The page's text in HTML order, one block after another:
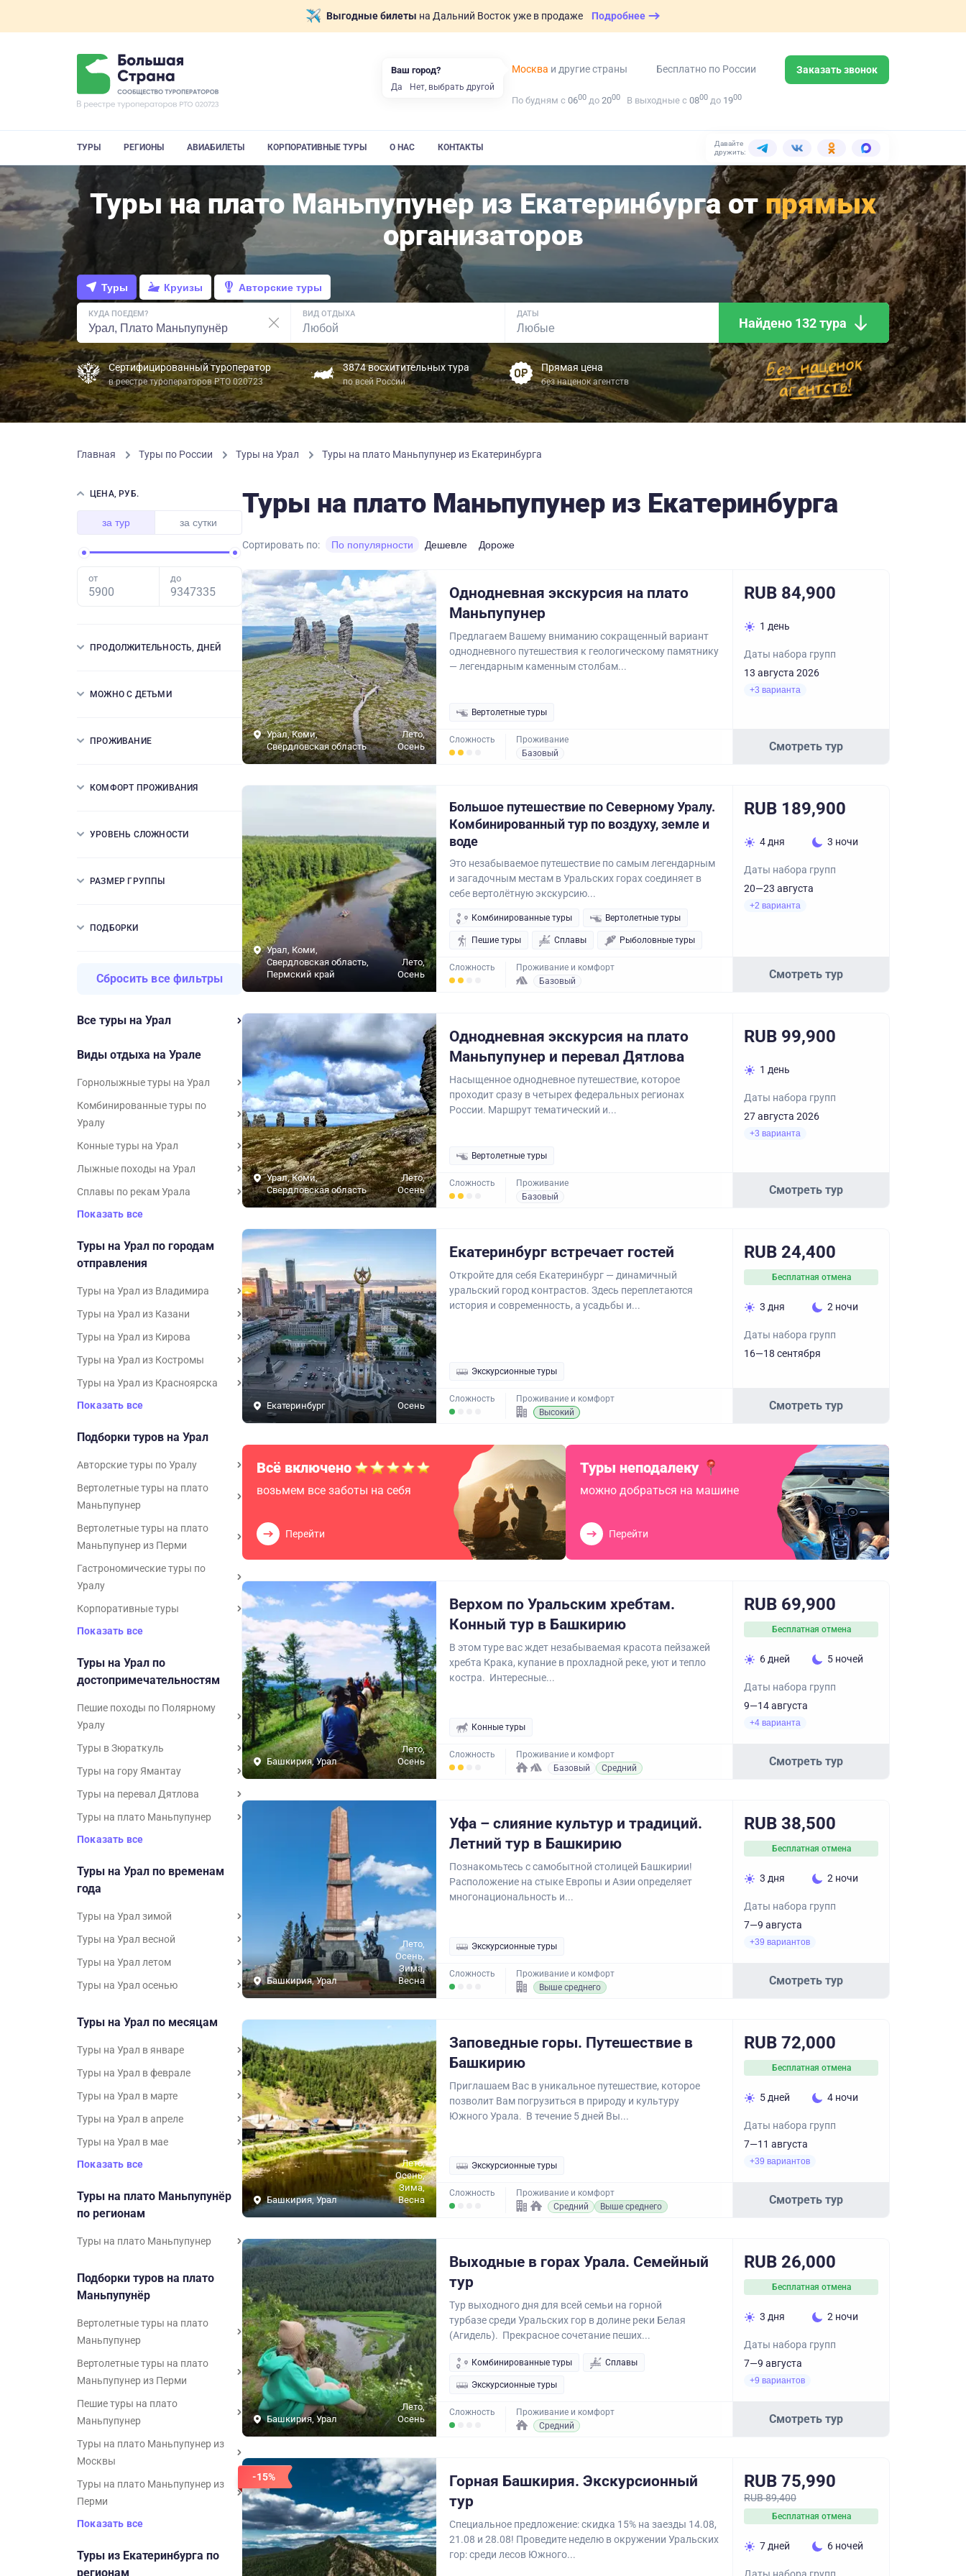
Выгодные билеты на Дальний Восток уже в продаже Подробнее
Москва и другие страны Бесплатно по России Заказать звонок
По будням с 0600 до 2000 В выходные с 0800 до 1900
ТУРЫ РЕГИОНЫ АВИАБИЛЕТЫ КОРПОРАТИВНЫЕ ТУРЫ О НАС КОНТАКТЫ
Давайте
дружить:
Туры на плато Маньпупунер из Екатеринбурга отпрямых
организаторов
Туры Круизы Авторские туры
КУДА ПОЕДЕМ? ВИД ОТДЫХА ДАТЫ
Найдено 132 тура
Сертифицированный туроператор
в реестре туроператоров РТО 020723
3874 восхитительных тура
по всей России
Прямая цена
без наценок агентств
Главная Туры по России Туры на Урал Туры на плато Маньпупунер из Екатеринбурга
ЦЕНА, РУБ.
за тур за сутки
от до
ПРОДОЛЖИТЕЛЬНОСТЬ, ДНЕЙ
МОЖНО С ДЕТЬМИ
ПРОЖИВАНИЕ
КОМФОРТ ПРОЖИВАНИЯ
УРОВЕНЬ СЛОЖНОСТИ
РАЗМЕР ГРУППЫ
ПОДБОРКИ
Сбросить все фильтры
Все туры на Урал
Виды отдыха на Урале
Горнолыжные туры на Урал
Комбинированные туры по
Уралу
Конные туры на Урал
Лыжные походы на Урал
Сплавы по рекам Урала
Показать все
Туры на Урал по городам
отправления
Туры на Урал из Владимира
Туры на Урал из Казани
Туры на Урал из Кирова
Туры на Урал из Костромы
Туры на Урал из Красноярска
Показать все
Подборки туров на Урал
Авторские туры по Уралу
Вертолетные туры на плато
Маньпупунер
Вертолетные туры на плато
Маньпупунер из Перми
Гастрономические туры по
Уралу
Корпоративные туры
Показать все
Туры на Урал по
достопримечательностям
Пешие походы по Полярному
Уралу
Туры в Зюраткуль
Туры на гору Ямантау
Туры на перевал Дятлова
Туры на плато Маньпупунер
Показать все
Туры на Урал по временам
года
Туры на Урал зимой
Туры на Урал весной
Туры на Урал летом
Туры на Урал осенью
Туры на Урал по месяцам
Туры на Урал в январе
Туры на Урал в феврале
Туры на Урал в марте
Туры на Урал в апреле
Туры на Урал в мае
Показать все
Туры на плато Маньпупунёр
по регионам
Туры на плато Маньпупунер
Подборки туров на плато
Маньпупунёр
Вертолетные туры на плато
Маньпупунер
Вертолетные туры на плато
Маньпупунер из Перми
Пешие туры на плато
Маньпупунер
Туры на плато Маньпупунер из
Москвы
Туры на плато Маньпупунер из
Перми
Показать все
Туры из Екатеринбурга по
регионам
Туры на плато Маньпупунер из Екатеринбурга
Сортировать по: По популярности Дешевле Дороже
Урал, Коми,
Свердловская область
Лето,
Осень
Однодневная экскурсия на плато
Маньпупунер
Предлагаем Вашему вниманию сокращенный вариант
однодневного путешествия к геологическому памятнику
— легендарным каменным столбам...
Вертолетные туры
Сложность
Проживание
Базовый
RUB 84,900
1 день
Даты набора групп
13 августа 2026
+3 варианта
Смотреть тур
Урал, Коми,
Свердловская область,
Пермский край
Лето,
Осень
Большое путешествие по Северному Уралу.
Комбинированный тур по воздуху, земле и
воде
Это незабываемое путешествие по самым легендарным
и загадочным местам в Уральских горах соединяет в
себе вертолётную экскурсию...
Комбинированные туры Вертолетные туры
Пешие туры Сплавы Рыболовные туры
Сложность
Проживание и комфорт
Базовый
RUB 189,900
4 дня 3 ночи
Даты набора групп
20—23 августа
+2 варианта
Смотреть тур
Урал, Коми,
Свердловская область
Лето,
Осень
Однодневная экскурсия на плато
Маньпупунер и перевал Дятлова
Насыщенное однодневное путешествие, которое
проходит сразу в четырех федеральных регионах
России. Маршрут тематический и...
Вертолетные туры
Сложность
Проживание
Базовый
RUB 99,900
1 день
Даты набора групп
27 августа 2026
+3 варианта
Смотреть тур
Екатеринбург Осень
Екатеринбург встречает гостей
Откройте для себя Екатеринбург — динамичный
уральский город контрастов. Здесь переплетаются
история и современность, а усадьбы и...
Экскурсионные туры
Сложность
Проживание и комфорт
Высокий
RUB 24,400
Бесплатная отмена
3 дня 2 ночи
Даты набора групп
16—18 сентября
Смотреть тур
Всё включено
возьмем все заботы на себя
Перейти
Туры неподалеку
можно добраться на машине
Перейти
Башкирия, Урал
Лето,
Осень
Верхом по Уральским хребтам.
Конный тур в Башкирию
В этом туре вас ждет незабываемая красота пейзажей
хребта Крака, купание в прохладной реке, уют и тепло
костра. Интересные...
Конные туры
Сложность
Проживание и комфорт
Базовый
Средний
RUB 69,900
Бесплатная отмена
6 дней 5 ночей
Даты набора групп
9—14 августа
+4 варианта
Смотреть тур
Башкирия, Урал
Лето,
Осень,
Зима,
Весна
Уфа – слияние культур и традиций.
Летний тур в Башкирию
Познакомьтесь с самобытной столицей Башкирии!
Расположение на стыке Европы и Азии определяет
многонациональность и...
Экскурсионные туры
Сложность
Проживание и комфорт
Выше среднего
RUB 38,500
Бесплатная отмена
3 дня 2 ночи
Даты набора групп
7—9 августа
+39 вариантов
Смотреть тур
Башкирия, Урал
Лето,
Осень,
Зима,
Весна
Заповедные горы. Путешествие в
Башкирию
Приглашаем Вас в уникальное путешествие, которое
позволит Вам погрузиться в природу и культуру
Южного Урала. В течение 5 дней Вы...
Экскурсионные туры
Сложность
Проживание и комфорт
Средний
Выше среднего
RUB 72,000
Бесплатная отмена
5 дней 4 ночи
Даты набора групп
7—11 августа
+39 вариантов
Смотреть тур
Башкирия, Урал
Лето,
Осень
Выходные в горах Урала. Семейный
тур
Тур выходного дня для всей семьи на горной
турбазе среди Уральских гор в долине реки Белая
(Агидель). Прекрасное сочетание пеших...
Комбинированные туры Сплавы
Экскурсионные туры
Сложность
Проживание и комфорт
Средний
RUB 26,000
Бесплатная отмена
3 дня 2 ночи
Даты набора групп
7—9 августа
+9 вариантов
Смотреть тур
-15%
Горная Башкирия. Экскурсионный
тур
Специальное предложение: скидка 15% на заезды 14.08,
21.08 и 28.08! Проведите неделю в окружении Уральских
гор: среди лесов Южного...
RUB 75,990
RUB 89,400
Бесплатная отмена
7 дней 6 ночей
Ваш город?
Да Нет, выбрать другой